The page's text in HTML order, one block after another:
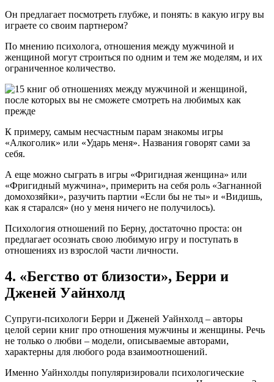
Он предлагает посмотреть глубже, и понять: в какую игру вы
играете со своим партнером?
По мнению психолога, отношения между мужчиной и
женщиной могут строиться по одним и тем же моделям, и их
ограниченное количество.
К примеру, самым несчастным парам знакомы игры
«Алкоголик» или «Ударь меня». Названия говорят сами за
себя.
А еще можно сыграть в игры «Фригидная женщина» или
«Фригидный мужчина», примерить на себя роль «Загнанной
домохозяйки», разучить партии «Если бы не ты» и «Видишь,
как я старался» (но у меня ничего не получилось).
Психология отношений по Берну, достаточно проста: он
предлагает осознать свою любимую игру и поступать в
отношениях из взрослой части личности.
4. «Бегство от близости», Берри и
Дженей Уайнхолд
Супруги-психологи Берри и Дженей Уайнхолд – авторы
целой серии книг про отношения мужчины и женщины. Речь
не только о любви – модели, описываемые авторами,
характерны для любого рода взаимоотношений.
Именно Уайнхолды популяризировали психологические